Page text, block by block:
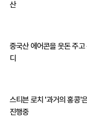
산
중국산 에어콘을 웃돈 주고
디
스티븐 로치 '과거의 홍콩'
진행중